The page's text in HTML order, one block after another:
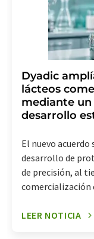
Dyadic
lácteos
mediante
desarrollo
El nuevo
desarrollo de
de precisión, al
comercialización
LEER NOTICIA